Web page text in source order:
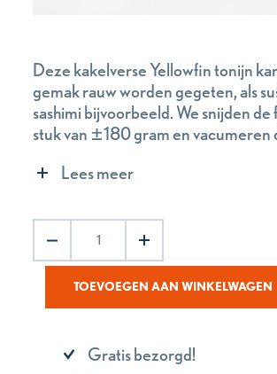
Deze kakelverse Yellowfin tonijn
gemak rauw worden gegeten, als
sashimi bijvoorbeeld. We snijden de
stuk van ±180 gram en vacumeren
Lees meer
aantal
TOEVOEGEN AAN WINKELWAGEN
Gratis bezorgd!